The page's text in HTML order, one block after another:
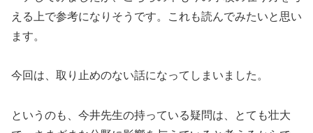
える上で参考になりそうです。これも読んでみたいと思い
ます。
今回は、取り止めのない話になってしまいました。
というのも、今井先生の持っている疑問は、とても壮大